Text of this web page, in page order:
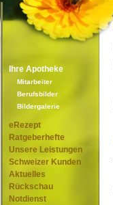
Ihre Apotheke
Mitarbeiter
Berufsbilder
Bildergalerie
eRezept
Ratgeberhefte
Unsere Leistungen
Schweizer Kunden
Aktuelles
Rückschau
Notdienst